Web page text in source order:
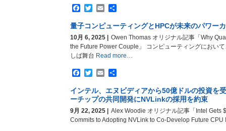
Facebook
TwitterEmail
共
量子コンピューティングとHPCが未来のパワー
10月 6, 2025 |
Owen Thomas オリジナル記事「Why
the Future Power Couple」 コンピューティングにおい
しば舞台 Read more…
Facebook
TwitterEmail
共
インテル、エヌビディアから50億ドルの投資を
ーチップの共同開発にNVLinkの採用を約束
9月 22, 2025 | Alex Woodie オリジナル記事「Intel Gets
Commits to Adopting NVLink to Co-Develop Future CPU